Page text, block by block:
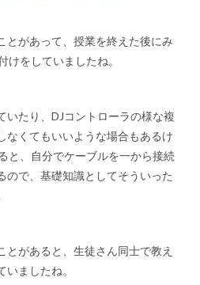
とがあって、授業を終えた後にみ
けをしていましたね。
いたり、DJコントローラの様な複
なくてもいいような場合もあるけ
と、自分でケーブルを一から接続
ので、基礎知識としてそういった
とがあると、生徒さん同士で教え
ましたね。